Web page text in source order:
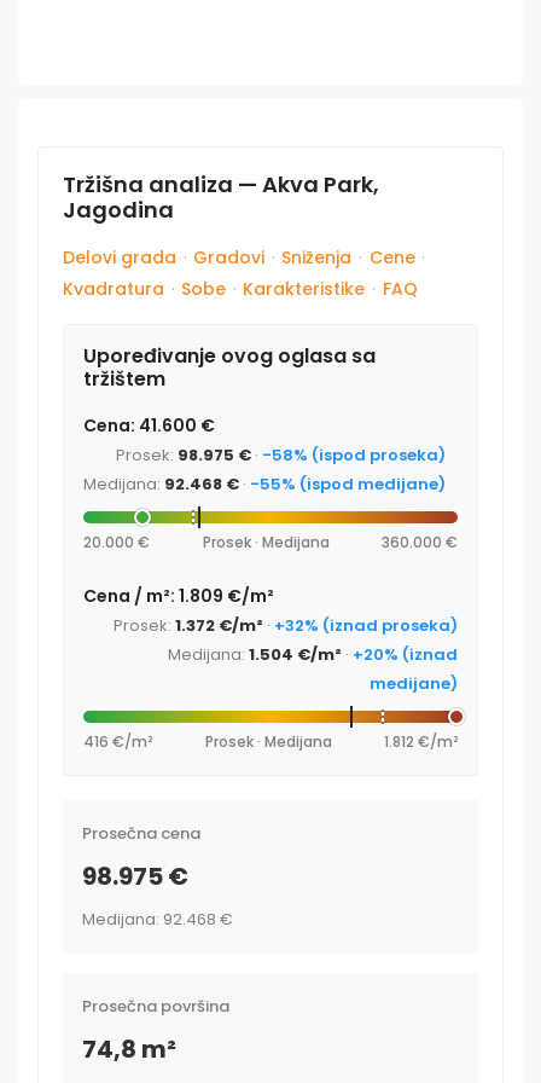
Tržišna analiza — Akva Park,
Jagodina
Delovi grada · Gradovi · Sniženja · Cene ·
Kvadratura · Sobe · Karakteristike · FAQ
Upoređivanje ovog oglasa sa
tržištem
Cena: 41.600 €
Prosek: 98.975 € · -58% (ispod proseka)
Medijana: 92.468 € · -55% (ispod medijane)
20.000 € Prosek · Medijana 360.000 €
Cena / m²: 1.809 €/m²
Prosek: 1.372 €/m² · +32% (iznad proseka)
Medijana: 1.504 €/m² · +20% (iznad
medijane)
416 €/m² Prosek · Medijana 1.812 €/m²
Prosečna cena
98.975 €
Medijana: 92.468 €
Prosečna površina
74,8 m²